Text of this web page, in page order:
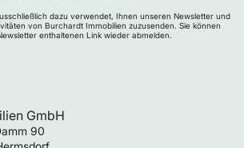
dazu verwendet, Ihnen unseren Newsletter und
von Burchardt Immobilien zuzusenden. Sie können
enthaltenen Link wieder abmelden.
GmbH
90